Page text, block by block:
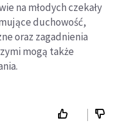
na młodych czekały
duchowość,
oraz zagadnienia
mogą także